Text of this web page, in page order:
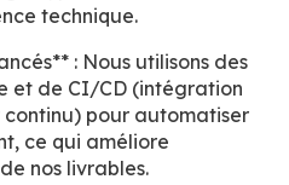
technique.
: Nous utilisons des
et de CI/CD (intégration
pour automatiser
ce qui améliore
nos livrables.